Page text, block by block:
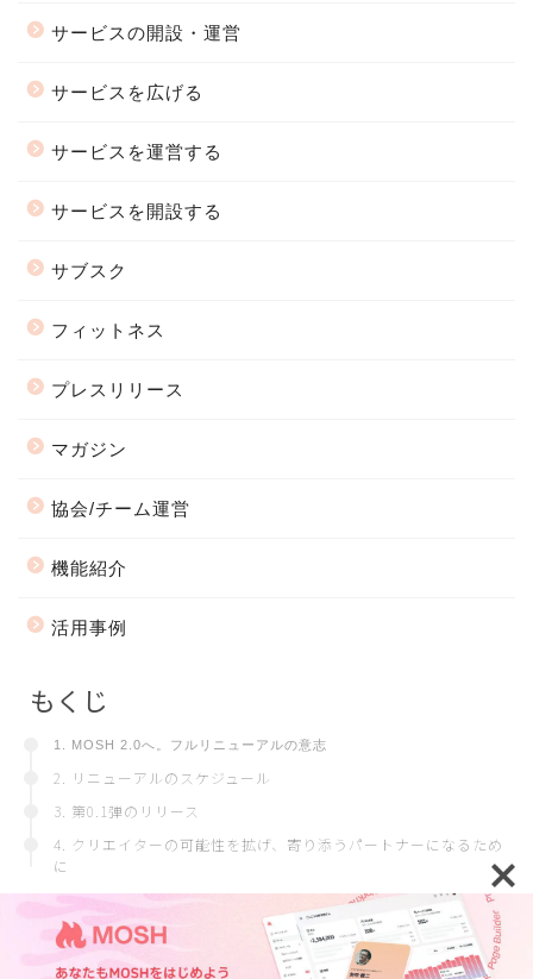
サービスの開設・運営
サービスを広げる
サービスを運営する
サービスを開設する
サブスク
フィットネス
プレスリリース
マガジン
協会/チーム運営
機能紹介
活用事例
もくじ
1. MOSH 2.0へ。フルリニューアルの意志
2. リニューアルのスケジュール
3. 第0.1弾のリリース
4. クリエイターの可能性を拡げ、寄り添うパートナーになるため
に
会社情報 プライバシーポリシー
2018–2026 MOSH Magazine